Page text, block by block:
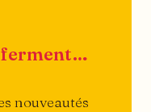
ferment…
nouveautés